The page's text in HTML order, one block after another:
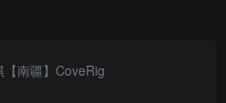
南疆】CoveRig